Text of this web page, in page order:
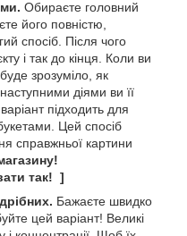
Обираєте головний
його повністю,
спосіб. Після чого
і так до кінця. Коли ви
зрозуміло, як
діями ви її
підходить для
Цей спосіб
справжньої картини
так! ]
Бажаєте швидко
цей варіант! Великі